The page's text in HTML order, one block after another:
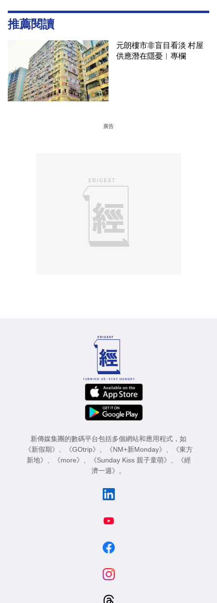
推薦閱讀
元朗樓市非盲目看淡 村屋
供應潛在隱憂︳專欄
廣告
新傳媒集團的數碼平台包括多個網站和應用程式，如
《新假期》 、 《GOtrip》 、 《NM+新Monday》 、
《東方
新地》 、 《more》 、 《Sunday Kiss 親子童萌》 、
《經
濟一週》 。